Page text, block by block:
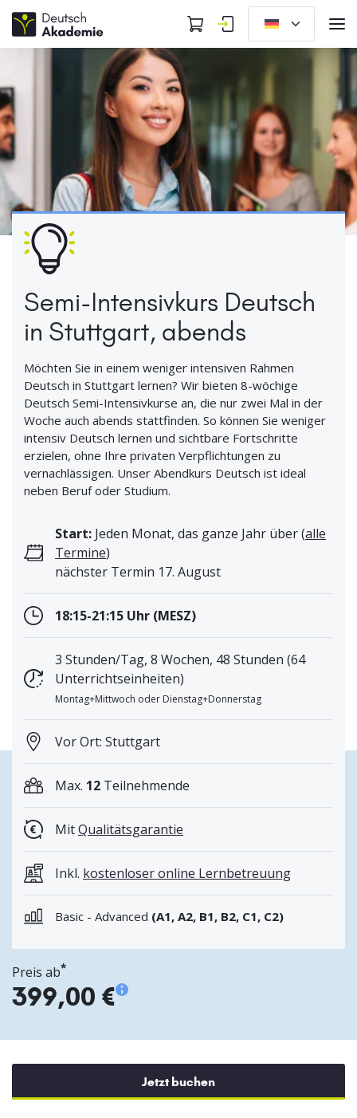
Semi-Intensivkurs Deutsch
in Stuttgart, abends
Möchten Sie in einem weniger intensiven Rahmen
Deutsch in Stuttgart lernen? Wir bieten 8-wöchige
Deutsch Semi-Intensivkurse an, die nur zwei Mal in der
Woche auch abends stattfinden. So können Sie weniger
intensiv Deutsch lernen und sichtbare Fortschritte
erzielen, ohne Ihre privaten Verpflichtungen zu
vernachlässigen. Unser Abendkurs Deutsch ist ideal
neben Beruf oder Studium.
Start: Jeden Monat, das ganze Jahr über (alle
Termine)
nächster Termin 17. August
18:15-21:15 Uhr (MESZ)
3 Stunden/Tag, 8 Wochen, 48 Stunden (64
Unterrichtseinheiten)
Montag+Mittwoch oder Dienstag+Donnerstag
Vor Ort: Stuttgart
Max. 12 Teilnehmende
MitQualitätsgarantie
Inkl. kostenloser online Lernbetreuung
Basic - Advanced (A1, A2, B1, B2, C1, C2)
Preis ab*
399,00 €
Jetzt buchen